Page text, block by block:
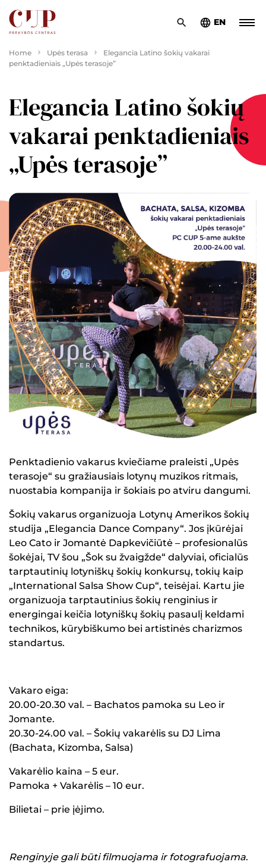
EN
Home Upės terasa
Elegancia Latino šokių vakarai
penktadieniais „Upės terasoje”
Elegancia Latino šokių
vakarai penktadieniais
„Upės terasoje”
Penktadienio vakarus kviečiame praleisti „Upės
terasoje“ su gražiausiais lotynų muzikos ritmais,
nuostabia kompanija ir šokiais po atviru dangumi.
Šokių vakarus organizuoja Lotynų Amerikos šokių
studija „Elegancia Dance Company“. Jos įkūrėjai
Leo Cato ir Jomantė Dapkevičiūtė – profesionalūs
šokėjai, TV šou „Šok su žvaigžde“ dalyviai, oficialūs
tarptautinių lotyniškų šokių konkursų, tokių kaip
„International Salsa Show Cup“, teisėjai. Kartu jie
organizuoja tarptautinius šokių renginius ir
energingai keičia lotyniškų šokių pasaulį keldami
technikos, kūrybiškumo bei artistinės charizmos
standartus.
Vakaro eiga:
20.00-20.30 val. – Bachatos pamoka su Leo ir
Jomante.
20.30-24.00 val. – Šokių vakarėlis su DJ Lima
(Bachata, Kizomba, Salsa)
Vakarėlio kaina – 5 eur.
Pamoka + Vakarėlis – 10 eur.
Bilietai – prie įėjimo.
Renginyje gali būti filmuojama ir fotografuojama.